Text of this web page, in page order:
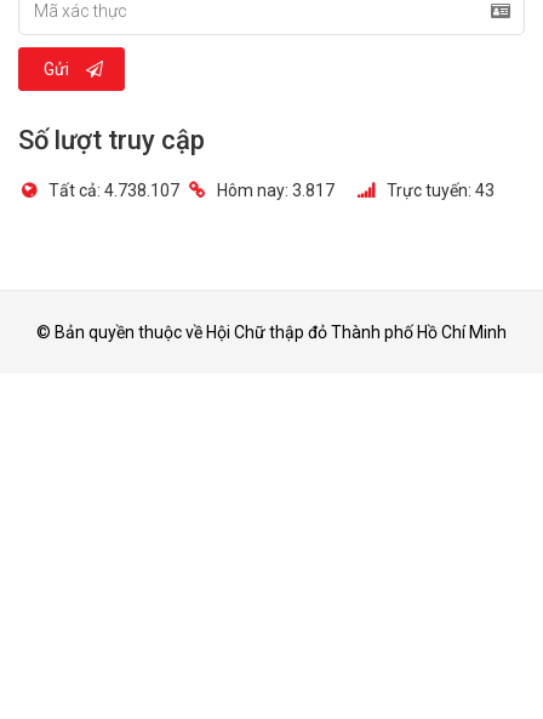
Gửi
Số lượt truy cập
Tất cả: 4.738.107 Hôm nay:3.817 Trực tuyến: 43
© Bản quyền thuộc về Hội Chữ thập đỏ Thành phố Hồ Chí Minh